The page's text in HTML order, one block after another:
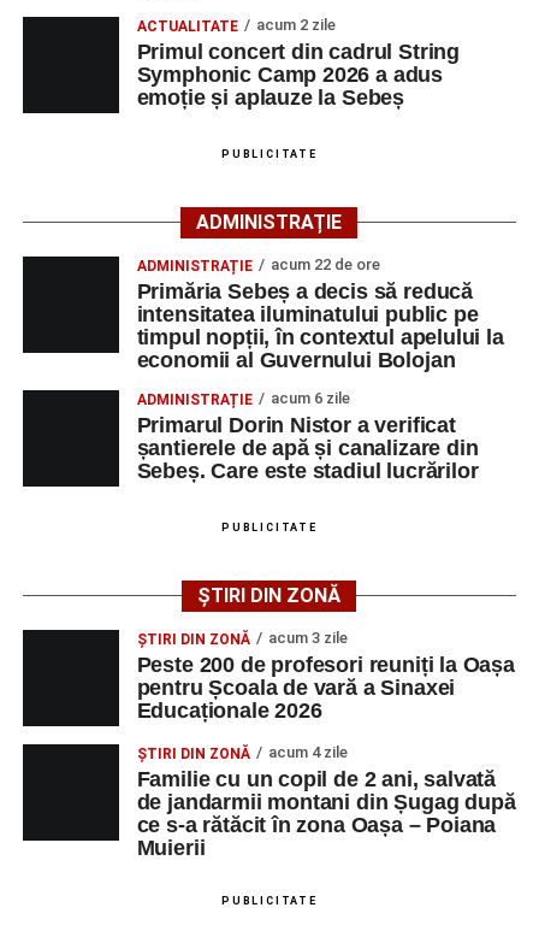
Adaugă-ne ca sursă preferată
Urmărește-ne pe Google News
Primăria Sebeș a decis să reducă intensitatea
iluminatului public pe timpul nopții, în contextul
apelului la economii al Guvernului Bolojan
Duminică, 23 august 2026, Râpa Roșie găzduiește
cea de-a III-a ediție a concursului „CicloAventurier
de Sebeș”
Primul concert din cadrul String Symphonic Camp
2026 a adus emoție și aplauze la Sebeș
participă, timp de o săptămână, la cursuri de
perfecționare, repetiții și activități artistice desfășurate sub
îndrumarea unor profesori și mentori.
au venit la Sebeș și au susținut un recital apreciat de
tinerilor muzicieni și munca depusă în cadrul taberei, iar
spectatorii au răsplătit prestațiile cu aplauze îndelungate.
ACTUALITATE acum 2 zile
Primul concert din cadrul String
Symphonic Camp 2026 a adus
emoție și aplauze la Sebeș
PUBLICITATE
ADMINISTRAȚIE
ADMINISTRAȚIE acum 22 de ore
Primăria Sebeș a decis să reducă
intensitatea iluminatului public pe
timpul nopții, în contextul apelului la
economii al Guvernului Bolojan
ADMINISTRAȚIE acum 6 zile
Primarul Dorin Nistor a verificat
șantierele de apă și canalizare din
Sebeș. Care este stadiul lucrărilor
PUBLICITATE
ȘTIRI DIN ZONĂ
ȘTIRI DIN ZONĂ acum 3 zile
Peste 200 de profesori reuniți la Oașa
pentru Școala de vară a Sinaxei
Educaționale 2026
ȘTIRI DIN ZONĂ acum 4 zile
Familie cu un copil de 2 ani, salvată
de jandarmii montani din Șugag după
ce s-a rătăcit în zona Oașa – Poiana
Muierii
PUBLICITATE